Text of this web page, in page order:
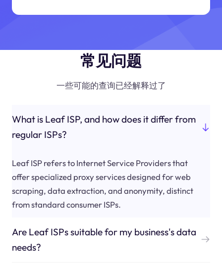
常见问题
一些可能的查询已经解释过了
What is Leaf ISP, and how does it differ from
regular ISPs?
Leaf ISP refers to Internet Service Providers that
offer specialized proxy services designed for web
scraping, data extraction, and anonymity, distinct
from standard consumer ISPs.
Are Leaf ISPs suitable for my business's data
needs?